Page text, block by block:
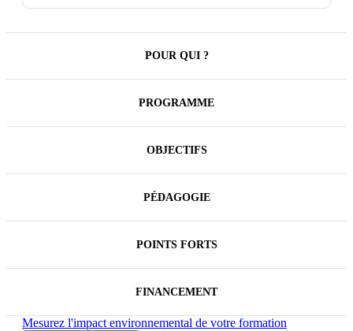
juste compréhension de son rôle, l'acquisition et
ses talents commerciaux. Le KAM doit maîtriser les
en œuvre, négociation, pilotage de l'équipe compte.
Ce cycle, construit sur la base de références
acquises auprès d'entreprises mondiales, constitue
une formation innovante et complète pour réussir
compétences fondamentales du métier de Key
Régulièrement actualisé, il intègre les apports de
KAM.
Cette formation mène à unCertificat
POUR QUI ?
PROGRAMME
OBJECTIFS
PÉDAGOGIE
POINTS FORTS
FINANCEMENT
Mesurez l'impact environnemental de votre formation